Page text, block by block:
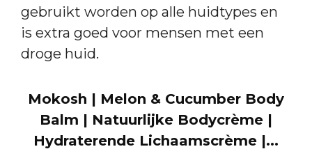
gebruikt worden op alle huidtypes en
is extra goed voor mensen met een
droge huid.
Mokosh | Melon & Cucumber Body
Balm | Natuurlijke Bodycrème |
Hydraterende Lichaamscrème |...